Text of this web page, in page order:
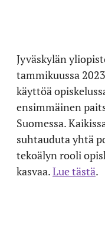
Jyväskylän
tammikuussa
käyttöä
ensimmäinen
Suomessa.
suhtauduta yhtä
tekoälyn rooli
kasvaa.Lue tästä.